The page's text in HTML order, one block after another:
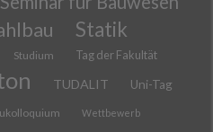
Statik
Studium Tag der Fakultät
TUDALIT Uni-Tag
Wettbewerb